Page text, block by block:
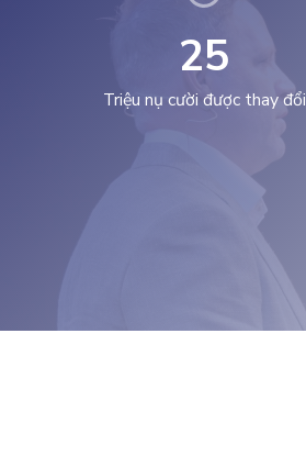
Triệu nụ cười được thay đổi
25